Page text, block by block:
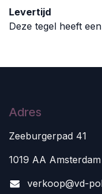
Levertijd
Deze tegel heeft
Adres
Zeeburgerpad 41
1019 AA Amsterdam
verkoop@vd-